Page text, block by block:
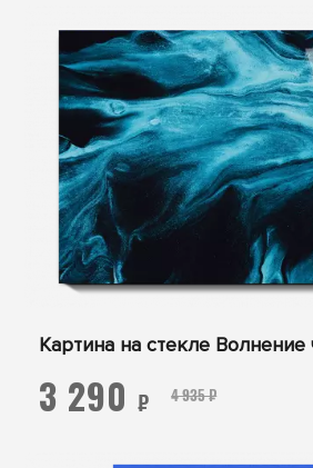
Картина на стекле Волнение
4 935 ₽
3 290 ₽